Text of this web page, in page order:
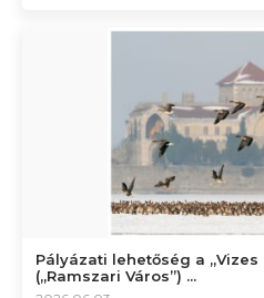
Pályázati lehetőség a „Vizes
(„Ramszari Város”) ...